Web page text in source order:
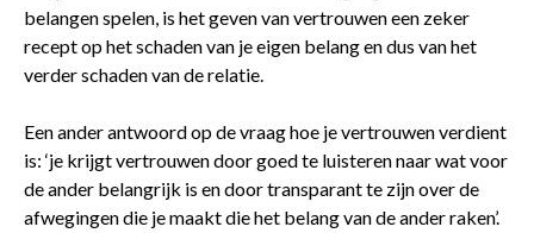
belangen spelen, is het geven van vertrouwen een zeker
recept op het schaden van je eigen belang en dus van het
verder schaden van de relatie.
Een ander antwoord op de vraag hoe je vertrouwen verdient
is: ‘je krijgt vertrouwen door goed te luisteren naar wat voor
de ander belangrijk is en door transparant te zijn over de
afwegingen die je maakt die het belang van de ander raken’.